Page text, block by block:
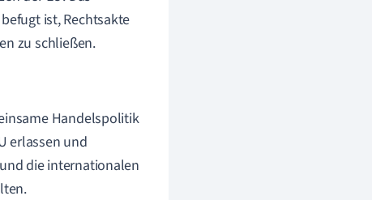
ist, Rechtsakte
zu schließen.
Handelspolitik
erlassen und
die internationalen